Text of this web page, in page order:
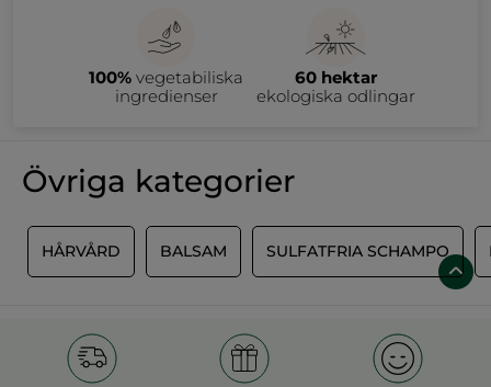
räcker det med endast schampo och balsam för att håret ska
bli rent och mjukt. I andra fall kan man behöva extra vård i
form av specialprodukter såsom håroljor, hårinpackningar eller
andra treatments. Alla våra hårvårdsprodukter är baserade på
ingredienser från växtriket. Näring fås från t.ex. agave, jojoba,
avokado, blomoljor och andra vårdande växter. Vi hjälper dig
100% vegetabiliska
ingredienser
60 hektar
ekologiska odlingar
Övriga kategorier
HÅRVÅRD BALSAM SULFATFRIA SCHAMPO